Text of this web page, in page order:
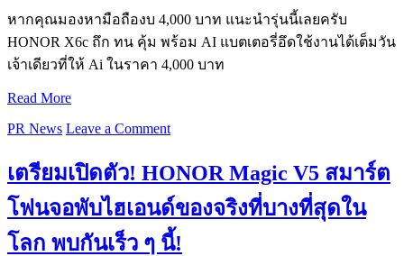
หากคุณมองหามือถืองบ 4,000 บาท แนะนำรุ่นนี้เลยครับ
HONOR X6c ถึก ทน คุ้ม พร้อม AI แบตเตอรี่อึดใช้งานได้เต็มวัน
เจ้าเดียวที่ให้ Ai ในราคา 4,000 บาท
Read More
PR News Leave a Comment
เตรียมเปิดตัว! HONOR Magic V5 สมาร์ต
โฟนจอพับไฮเอนด์ของจริงที่บางที่สุดใน
โลก พบกันเร็ว ๆ นี้!